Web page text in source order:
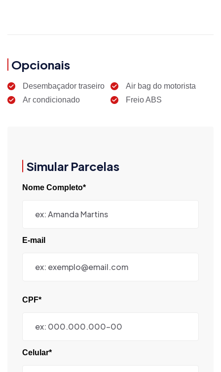
Opcionais
Desembaçador traseiro
Air bag do motorista
Ar condicionado
Freio ABS
Simular Parcelas
Nome Completo*
E-mail
CPF*
Celular*